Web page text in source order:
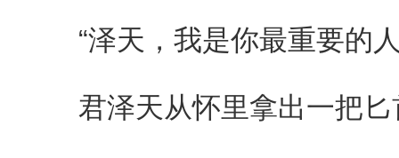
“泽天，我是你最重要的人
君泽天从怀里拿出一把匕